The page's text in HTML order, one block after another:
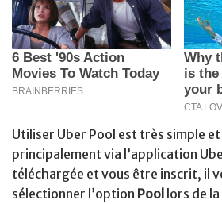
Utiliser Uber Pool est très simple
principalement via l’application
téléchargée et vous être inscrit, il
sélectionner l’option Pool lors de